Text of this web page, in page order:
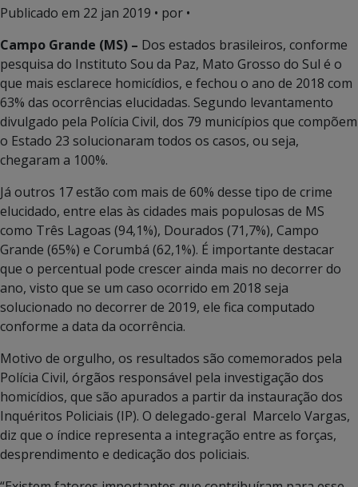
Publicado em 22 jan 2019 • por •
Campo Grande (MS) – Dos estados brasileiros, conforme
pesquisa do Instituto Sou da Paz, Mato Grosso do Sul é o
que mais esclarece homicídios, e fechou o ano de 2018 com
63% das ocorrências elucidadas. Segundo levantamento
divulgado pela Polícia Civil, dos 79 municípios que compõem
o Estado 23 solucionaram todos os casos, ou seja,
chegaram a 100%.
Já outros 17 estão com mais de 60% desse tipo de crime
elucidado, entre elas às cidades mais populosas de MS
como Três Lagoas (94,1%), Dourados (71,7%), Campo
Grande (65%) e Corumbá (62,1%). É importante destacar
que o percentual pode crescer ainda mais no decorrer do
ano, visto que se um caso ocorrido em 2018 seja
solucionado no decorrer de 2019, ele fica computado
conforme a data da ocorrência.
Motivo de orgulho, os resultados são comemorados pela
Polícia Civil, órgãos responsável pela investigação dos
homicídios, que são apurados a partir da instauração dos
Inquéritos Policiais (IP). O delegado-geral Marcelo Vargas,
diz que o índice representa a integração entre as forças,
desprendimento e dedicação dos policiais.